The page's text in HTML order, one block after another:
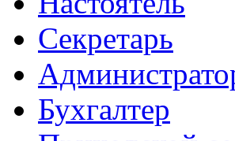
Секретарь
Бухгалтер